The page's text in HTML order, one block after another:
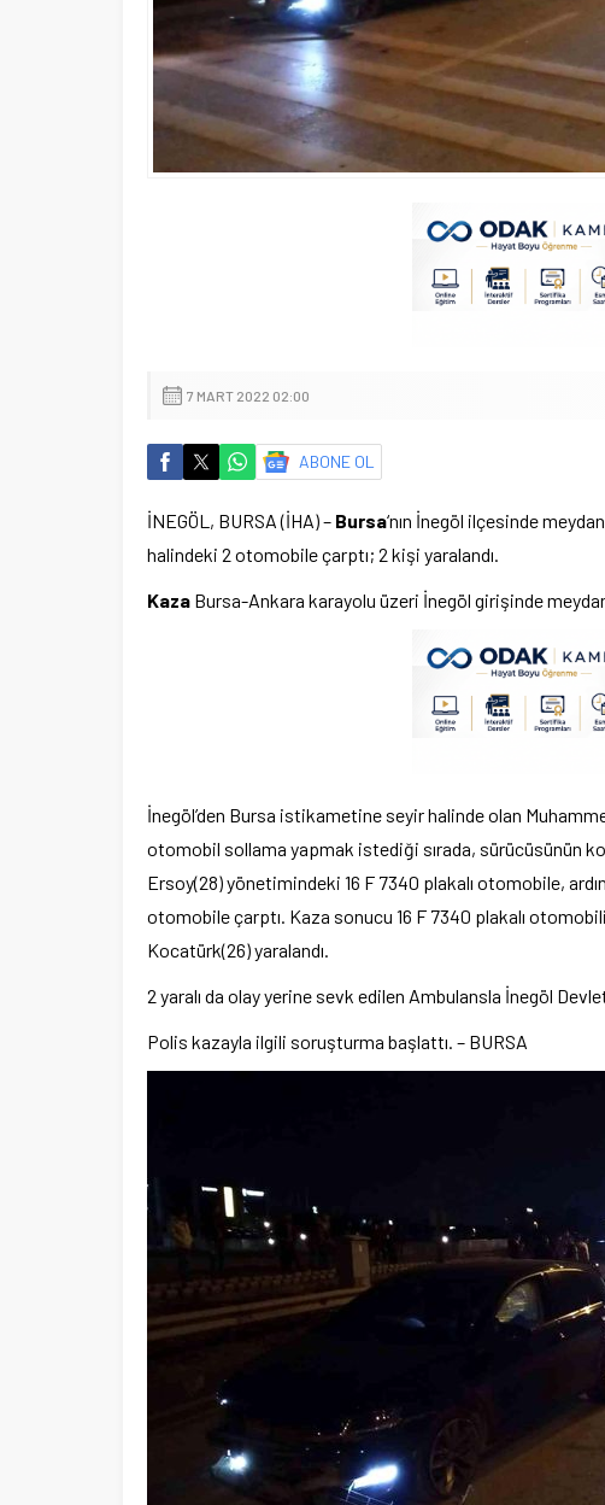
7 MART 2022 02:00
ABONE OL
İNEGÖL, BURSA (İHA) – Bursa‘nın İnegöl ilçesinde
halindeki 2 otomobile çarptı; 2 kişi yaralandı.
Kaza Bursa-Ankara karayolu üzeri İnegöl girişinde
İnegöl’den Bursa istikametine seyir halinde olan
otomobil sollama yapmak istediği sırada, sürücüsünün
Ersoy(28) yönetimindeki 16 F 7340 plakalı otomobile,
otomobile çarptı. Kaza sonucu 16 F 7340 plakalı
Kocatürk(26) yaralandı.
2 yaralı da olay yerine sevk edilen Ambulansla İnegöl
Polis kazayla ilgili soruşturma başlattı. – BURSA